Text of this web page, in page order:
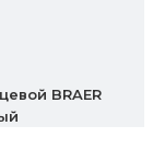
BRAER